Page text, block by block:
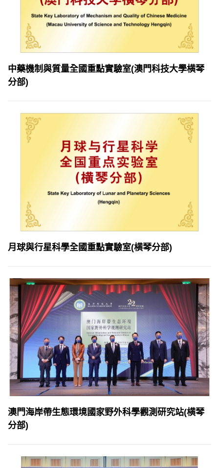
中藥機制與質量全國重點實驗室(澳門科技大學横琴
分部)
月球與行星科學全國重點實驗室(横琴分部)
澳門海岸帶生態環境國家野外科學觀測研究站(横琴
分部)